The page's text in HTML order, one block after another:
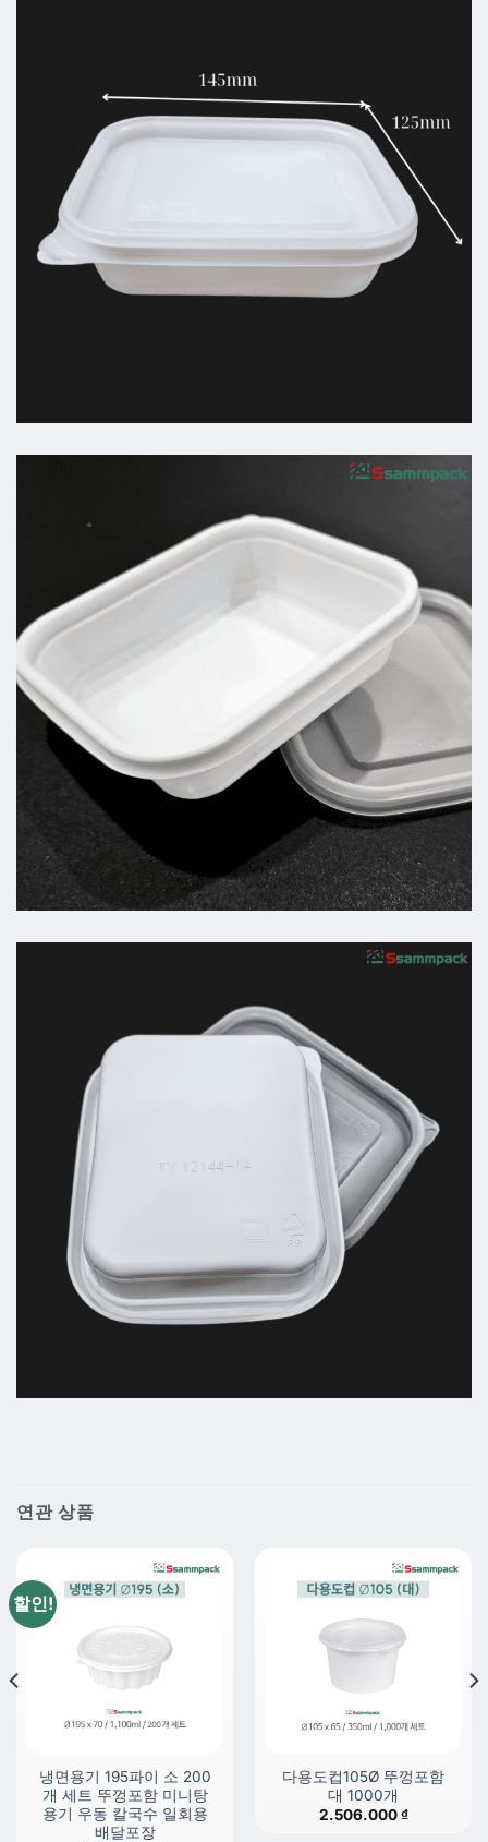
연관 상품
할인!
냉면용기 195파이 소 200
개 세트 뚜껑포함 미니탕
용기 우동 칼국수 일회용
배달포장
다용도컵105Ø 뚜껑포함
대 1000개
2.506.000₫